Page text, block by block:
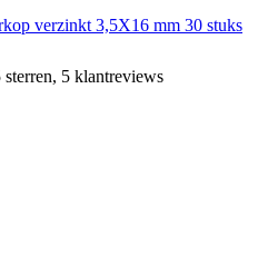
verzinkt 3,5X16 mm 30 stuks
5 klantreviews